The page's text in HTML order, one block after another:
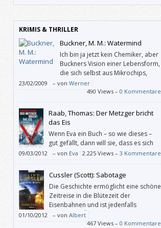
KRIMIS & THRILLER
Buckner, M. M.: Watermind
Ich bin ja jetzt kein Chemiker, aber
Buckners Vision einer Lebensform,
die sich selbst aus Mikrochips,
Chemikalien und Biomasse
erschafft, klingt und liest sich sehr plausibel.
Dass so etwas von Menschen erst einmal als
Gefahr betrachtet wird, ist auch nicht von der
Hand zu weisen. Und schon sind wir mitten
drinnen in einer spannenden Geschichte.
23/02/2009 – von Werner
490 Views – 0 Kommentare
Raab, Thomas: Der Metzger bricht
das Eis
Wenn Eva ein Buch – so wie dieses –
gut gefällt, dann will sie, dass es sich
„gut benimmt“, das heißt, sie liest es
besonders aufmerksam. Allfällige
Ungereimtheiten und Schlampereien schmerzen
sie dann leider umso mehr.
09/03/2012 – von Eva 2.225 Views – 3 Kommentare
Cussler (Scott): Sabotage
Die Geschichte ermöglicht eine schöne
Zeitreise in die Blütezeit der
Eisenbahnen und ist jedenfalls
lesenswert. Übersetzung und Lektorat
sind noch ausbaufähig.
01/10/2012 – von Albert
467 Views – 0 Kommentare